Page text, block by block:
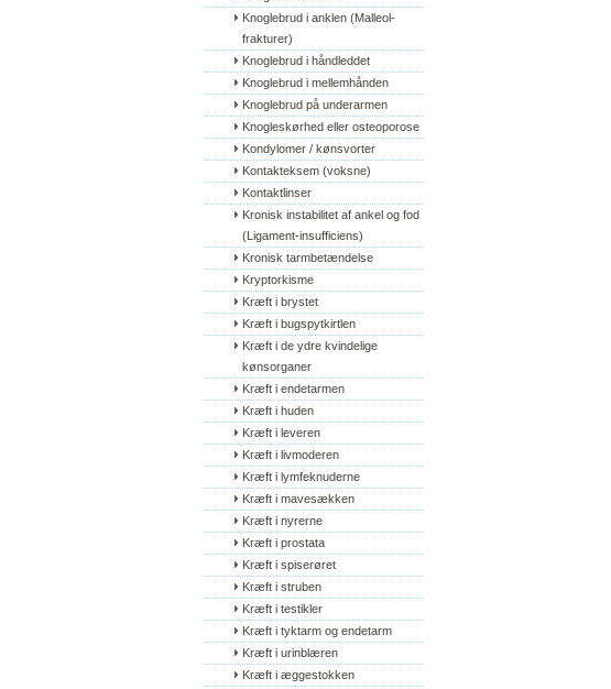
Knoglebrud i anklen (Malleol-
frakturer)
Knoglebrud i håndleddet
Knoglebrud i mellemhånden
Knoglebrud på underarmen
Knogleskørhed eller osteoporose
Kondylomer / kønsvorter
Kontakteksem (voksne)
Kontaktlinser
Kronisk instabilitet af ankel og fod
(Ligament-insufficiens)
Kronisk tarmbetændelse
Kryptorkisme
Kræft i brystet
Kræft i bugspytkirtlen
Kræft i de ydre kvindelige
kønsorganer
Kræft i endetarmen
Kræft i huden
Kræft i leveren
Kræft i livmoderen
Kræft i lymfeknuderne
Kræft i mavesækken
Kræft i nyrerne
Kræft i prostata
Kræft i spiserøret
Kræft i struben
Kræft i testikler
Kræft i tyktarm og endetarm
Kræft i urinblæren
Kræft i æggestokken